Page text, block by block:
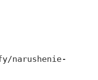
narushenie-